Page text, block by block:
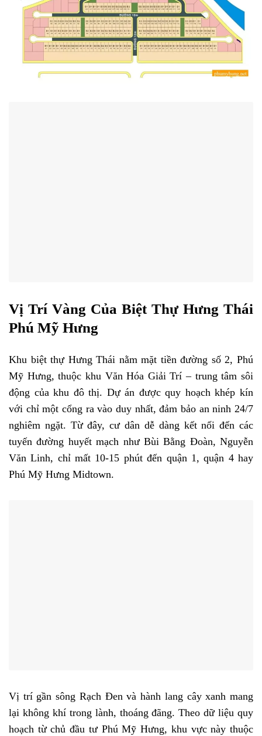
Vị Trí Vàng Của Biệt Thự Hưng Thái
Phú Mỹ Hưng
Khu biệt thự Hưng Thái nằm mặt tiền đường số 2, Phú
Mỹ Hưng, thuộc khu Văn Hóa Giải Trí – trung tâm sôi
động của khu đô thị. Dự án được quy hoạch khép kín
với chỉ một cổng ra vào duy nhất, đảm bảo an ninh 24/7
nghiêm ngặt. Từ đây, cư dân dễ dàng kết nối đến các
tuyến đường huyết mạch như Bùi Bằng Đoàn, Nguyễn
Văn Linh, chỉ mất 10-15 phút đến quận 1, quận 4 hay
Phú Mỹ Hưng Midtown.
Vị trí gần sông Rạch Đen và hành lang cây xanh mang
lại không khí trong lành, thoáng đãng. Theo dữ liệu quy
hoạch từ chủ đầu tư Phú Mỹ Hưng, khu vực này thuộc